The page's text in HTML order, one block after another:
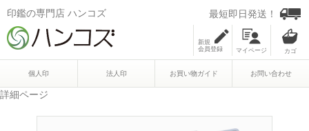
印鑑の専門店 ハンコズ 最短即日発送！
新規
会員登録
マイページ
個人印 法人印 お買い物ガイド お問い合わせ
詳細ページ